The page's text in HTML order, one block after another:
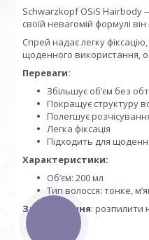
Schwarzkopf OSiS Hairbody
своїй невагомій формулі
Спрей надає легку
щоденного використання,
Переваги:
Збільшує обʼєм без
Покращує структуру
Полегшує
Легка фіксація
Підходить для
Характеристики:
Обʼєм: 200 мл
Тип волосся: тонке,
Застосування: розпилити